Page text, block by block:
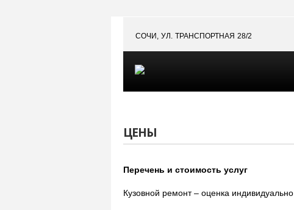
СОЧИ, УЛ. ТРАНСПОРТНАЯ 28/2
ЦЕНЫ
Перечень и стоимость услуг
Кузовной ремонт – оценка индивидуально